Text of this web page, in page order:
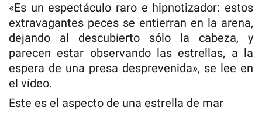
«Es un espectáculo raro e hipnotizador: estos
extravagantes peces se entierran en la arena,
dejando al descubierto sólo la cabeza, y
parecen estar observando las estrellas, a la
espera de una presa desprevenida», se lee en
el vídeo.
Este es el aspecto de una estrella de mar